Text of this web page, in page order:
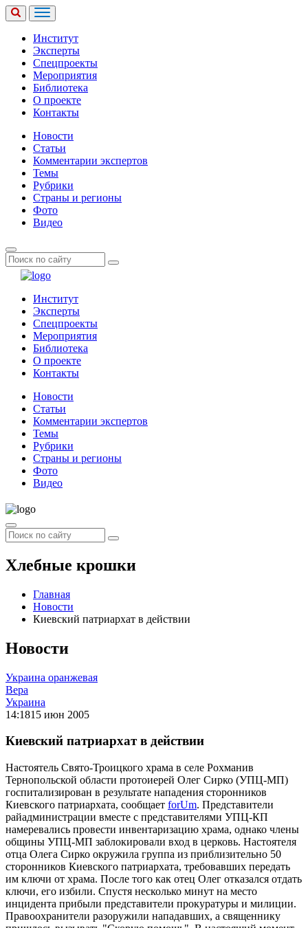
Институт
Эксперты
Спецпроекты
Мероприятия
Библиотека
О проекте
Контакты
Новости
Статьи
Комментарии экспертов
Темы
Рубрики
Страны и регионы
Фото
Видео
Институт
Эксперты
Спецпроекты
Мероприятия
Библиотека
О проекте
Контакты
Новости
Статьи
Комментарии экспертов
Темы
Рубрики
Страны и регионы
Фото
Видео
Хлебные крошки
Главная
Новости
Киевский патриархат в действии
Новости
Украина оранжевая
Вера
Украина
14:1815 июн 2005
Киевский патриархат в действии
Настоятель Свято-Троицкого храма в селе Рохманив
Тернопольской области протоиерей Олег Сирко (УПЦ-МП)
госпитализирован в результате нападения сторонников
Киевского патриархата, сообщает forUm. Представители
райадминистрации вместе с представителями УПЦ-КП
намеревались провести инвентаризацию храма, однако члены
общины УПЦ-МП заблокировали вход в церковь. Настоятеля
отца Олега Сирко окружила группа из приблизительно 50
сторонников Киевского патриархата, требовавших передать
им ключи от храма. После того как отец Олег отказался отдать
ключи, его избили. Спустя несколько минут на место
инцидента прибыли представители прокуратуры и милиции.
Правоохранители разоружили нападавших, а священнику